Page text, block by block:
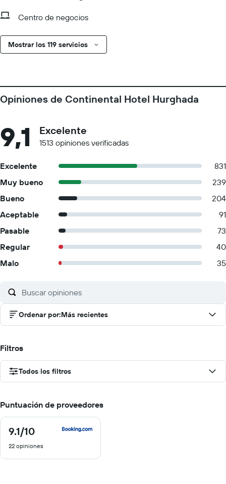
Centro de negocios
Mostrar los 119 servicios
Opiniones de Continental Hotel Hurghada
9,1 Excelente
1513 opiniones verificadas
Excelente
831
Muy bueno
239
Bueno
204
Aceptable
91
Pasable
73
Regular
40
Malo
35
Ordenar por:Más recientes
Filtros
Todos los filtros
Puntuación de proveedores
9.1/10
9.1
10
22 opiniones